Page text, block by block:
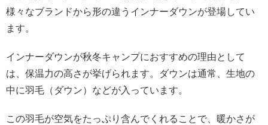
様々なブランドから形の違うインナーダウンが登場してい
ます。
インナーダウンが秋冬キャンプにおすすめの理由として
は、保温力の高さが挙げられます。ダウンは通常、生地の
中に羽毛（ダウン）などが入っています。
この羽毛が空気をたっぷり含んでくれることで、暖かさが